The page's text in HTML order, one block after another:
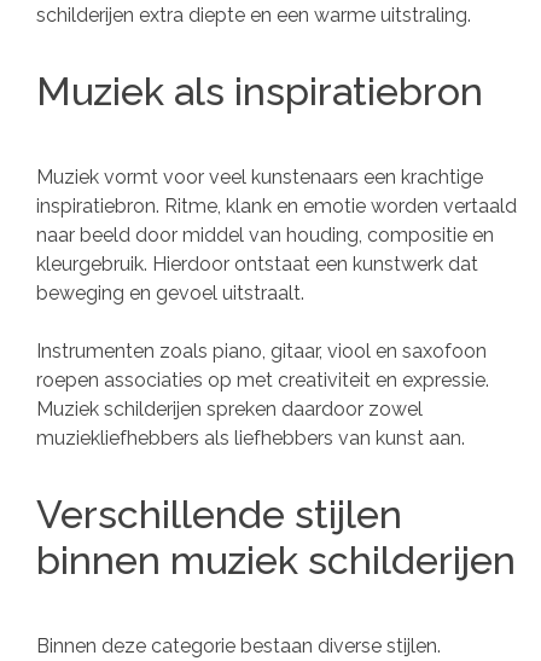
schilderijen extra diepte en een warme uitstraling.
Muziek als inspiratiebron
Muziek vormt voor veel kunstenaars een krachtige
inspiratiebron. Ritme, klank en emotie worden vertaald
naar beeld door middel van houding, compositie en
kleurgebruik. Hierdoor ontstaat een kunstwerk dat
beweging en gevoel uitstraalt.
Instrumenten zoals piano, gitaar, viool en saxofoon
roepen associaties op met creativiteit en expressie.
Muziek schilderijen spreken daardoor zowel
muziekliefhebbers als liefhebbers van kunst aan.
Verschillende stijlen
binnen muziek schilderijen
Binnen deze categorie bestaan diverse stijlen.